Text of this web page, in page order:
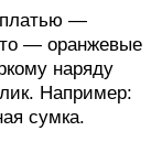
платью —
— оранжевые
наряду
Например:
сумка.